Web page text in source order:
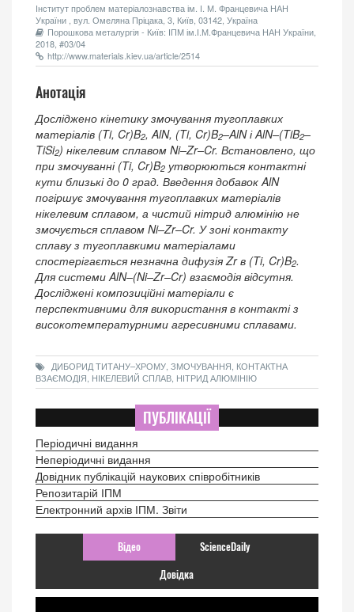
Інститут проблем матеріалознавства ім. І. М. Францевича НАН
України , вул. Омеляна Пріцака, 3, Київ, 03142, Україна
Порошкова металургія - Київ: ІПМ ім.І.М.Францевича НАН України,
2018, #03/04
http://www.materials.kiev.ua/article/2514
Анотація
Досліджено кінетику змочування тугоплавких
матеріалів (Ti, Cr)B2, AlN, (Ti, Cr)B2–AlN і AlN–(TiB2–
TiSi2) нікелевим сплавом Ni–Zr–Cr. Встановлено, що
при змочуванні (Ti, Cr)B2 утворюються контактні
кути близькі до 0 град. Введення добавок AlN
погіршує змочування тугоплавких матеріалів
нікелевим сплавом, а чистий нітрид алюмінію не
змочується сплавом Ni–Zr–Cr. У зоні контакту
сплаву з тугоплавкими матеріалами
спостерігається незначна дифузія Zr в (Ti, Cr)B2.
Для системи AlN–(Ni–Zr–Cr) взаємодія відсутня.
Досліджені композиційні матеріали є
перспективними для використання в контакті з
високотемпературними агресивними сплавами.
ДИБОРИД ТИТАНУ–ХРОМУ, ЗМОЧУВАННЯ, КОНТАКТНА
ВЗАЄМОДІЯ, НІКЕЛЕВИЙ СПЛАВ, НІТРИД АЛЮМІНІЮ
ПУБЛІКАЦІЇ
Періодичні видання
Неперіодичні видання
Довідник публікацій наукових співробітників
Репозитарій ІПМ
Електронний архів ІПМ. Звіти
Відео ScienceDaily
Довідка